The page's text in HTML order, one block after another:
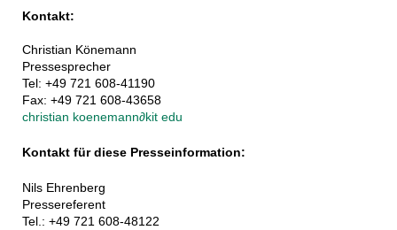
Kontakt:
Christian Könemann
Pressesprecher
Tel: +49 721 608-41190
Fax: +49 721 608-43658
christian koenemann∂kit edu
Kontakt für diese Presseinformation:
Nils Ehrenberg
Pressereferent
Tel.: +49 721 608-48122